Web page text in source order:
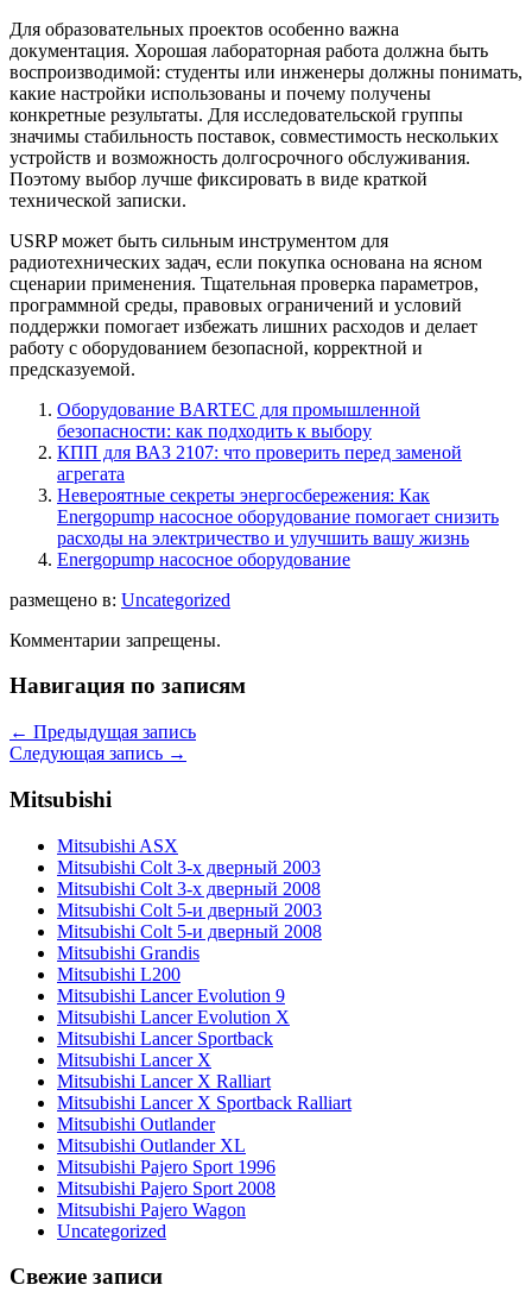
Для образовательных проектов особенно важна
документация. Хорошая лабораторная работа должна быть
воспроизводимой: студенты или инженеры должны понимать,
какие настройки использованы и почему получены
конкретные результаты. Для исследовательской группы
значимы стабильность поставок, совместимость нескольких
устройств и возможность долгосрочного обслуживания.
Поэтому выбор лучше фиксировать в виде краткой
технической записки.
USRP может быть сильным инструментом для
радиотехнических задач, если покупка основана на ясном
сценарии применения. Тщательная проверка параметров,
программной среды, правовых ограничений и условий
поддержки помогает избежать лишних расходов и делает
работу с оборудованием безопасной, корректной и
предсказуемой.
Оборудование BARTEC для промышленной
безопасности: как подходить к выбору
КПП для ВАЗ 2107: что проверить перед заменой
агрегата
Невероятные секреты энергосбережения: Как
Energopump насосное оборудование помогает снизить
расходы на электричество и улучшить вашу жизнь
Energopump насосное оборудование
размещено в: Uncategorized
Комментарии запрещены.
Навигация по записям
← Предыдущая запись
Следующая запись →
Mitsubishi
Mitsubishi ASX
Mitsubishi Colt 3-х дверный 2003
Mitsubishi Colt 3-х дверный 2008
Mitsubishi Colt 5-и дверный 2003
Mitsubishi Colt 5-и дверный 2008
Mitsubishi Grandis
Mitsubishi L200
Mitsubishi Lancer Evolution 9
Mitsubishi Lancer Evolution X
Mitsubishi Lancer Sportback
Mitsubishi Lancer X
Mitsubishi Lancer X Ralliart
Mitsubishi Lancer X Sportback Ralliart
Mitsubishi Outlander
Mitsubishi Outlander XL
Mitsubishi Pajero Sport 1996
Mitsubishi Pajero Sport 2008
Mitsubishi Pajero Wagon
Uncategorized
Свежие записи